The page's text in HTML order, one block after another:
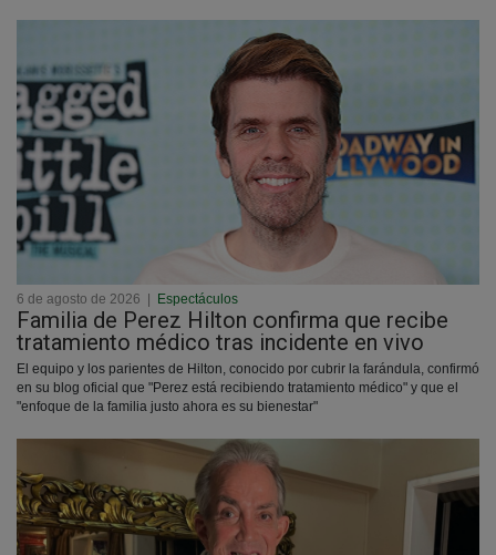
6 de agosto de 2026 | Espectáculos
Familia de Perez Hilton confirma que recibe
tratamiento médico tras incidente en vivo
El equipo y los parientes de Hilton, conocido por cubrir la farándula, confirmó
en su blog oficial que "Perez está recibiendo tratamiento médico" y que el
"enfoque de la familia justo ahora es su bienestar"